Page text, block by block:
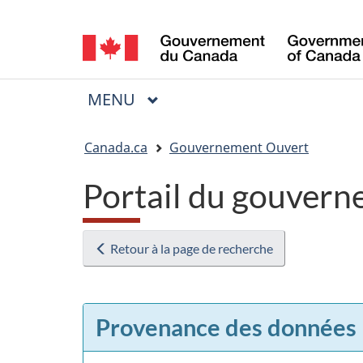
de
la
langue
Menu
MENU PRINCIPAL
Canada.ca Gouvernement Ouvert
Portail du
Retour à la page de recherche
Provenance des données